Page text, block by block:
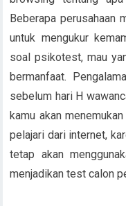
Beberapa perusahaan
untuk mengukur
soal psikotest, mau
bermanfaat.
sebelum hari H
kamu akan
pelajari dari internet,
tetap akan
menjadikan test calon